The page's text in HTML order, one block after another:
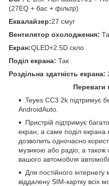
(27EQ + бас + фільтр)
Еквалайзер:27 смуг
Вентилятор охолодження:
Екран:QLED+2.5D скло
Поділ екрана: Так
Роздільна здатність екрана:
Переваги
Teyes CC3 2k підтримує
AndroidAuto.
Пристрій підтримує
екран, а саме поділ екрана
дозволить одночасно
музикою або радіо, а також
вашого автомобіля
Для постійного інтернету
віддалену SIM-картку всіх